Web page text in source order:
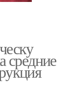
средние